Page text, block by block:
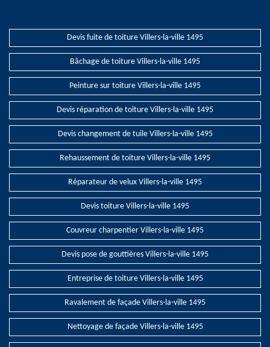
Devis fuite de toiture Villers-la-ville 1495
Bâchage de toiture Villers-la-ville 1495
Peinture sur toiture Villers-la-ville 1495
Devis réparation de toiture Villers-la-ville 1495
Devis changement de tuile Villers-la-ville 1495
Rehaussement de toiture Villers-la-ville 1495
Réparateur de velux Villers-la-ville 1495
Devis toiture Villers-la-ville 1495
Couvreur charpentier Villers-la-ville 1495
Devis pose de gouttières Villers-la-ville 1495
Entreprise de toiture Villers-la-ville 1495
Ravalement de façade Villers-la-ville 1495
Nettoyage de façade Villers-la-ville 1495